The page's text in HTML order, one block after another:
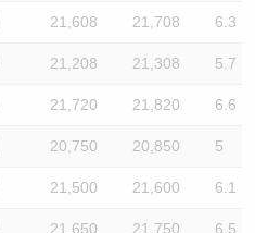
21,608 21,708 6.3
21,208 21,308 5.7
21,720 21,820 6.6
20,750 20,850 5
21,500 21,600 6.1
21,650 21,750 6.5